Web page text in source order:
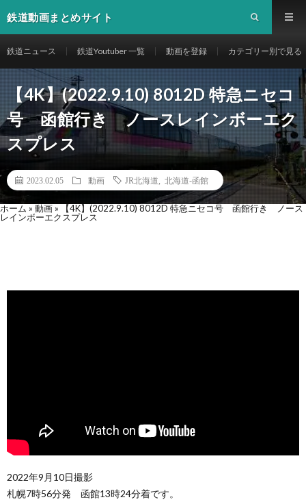
鉄道動画まとめサイト
鉄道ニュース 鉄道Youtuber 一覧 動画を登録 カテゴリー別で見る
【4K】(2022.9.10) 8012D 特急ニセコ
号 函館行き ノースレインボーエク
スプレス
2023.02.05 動画 JR北海道 北海道-函館
ホーム » 動画 » 【4K】(2022.9.10) 8012D 特急ニセコ号 函館行き ノース
レインボーエクスプレス
2022年9月10日撮影
札幌7時56分発 函館13時24分着です。